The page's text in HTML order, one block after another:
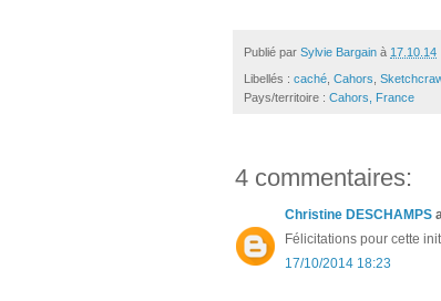
Publié par Sylvie Bargain à 17.10.14
Libellés : caché Cahors
Pays/territoire : Cahors, France
4 commentaires:
Christine DESCHAMPS
Félicitations pour cette
17/10/2014 18:23